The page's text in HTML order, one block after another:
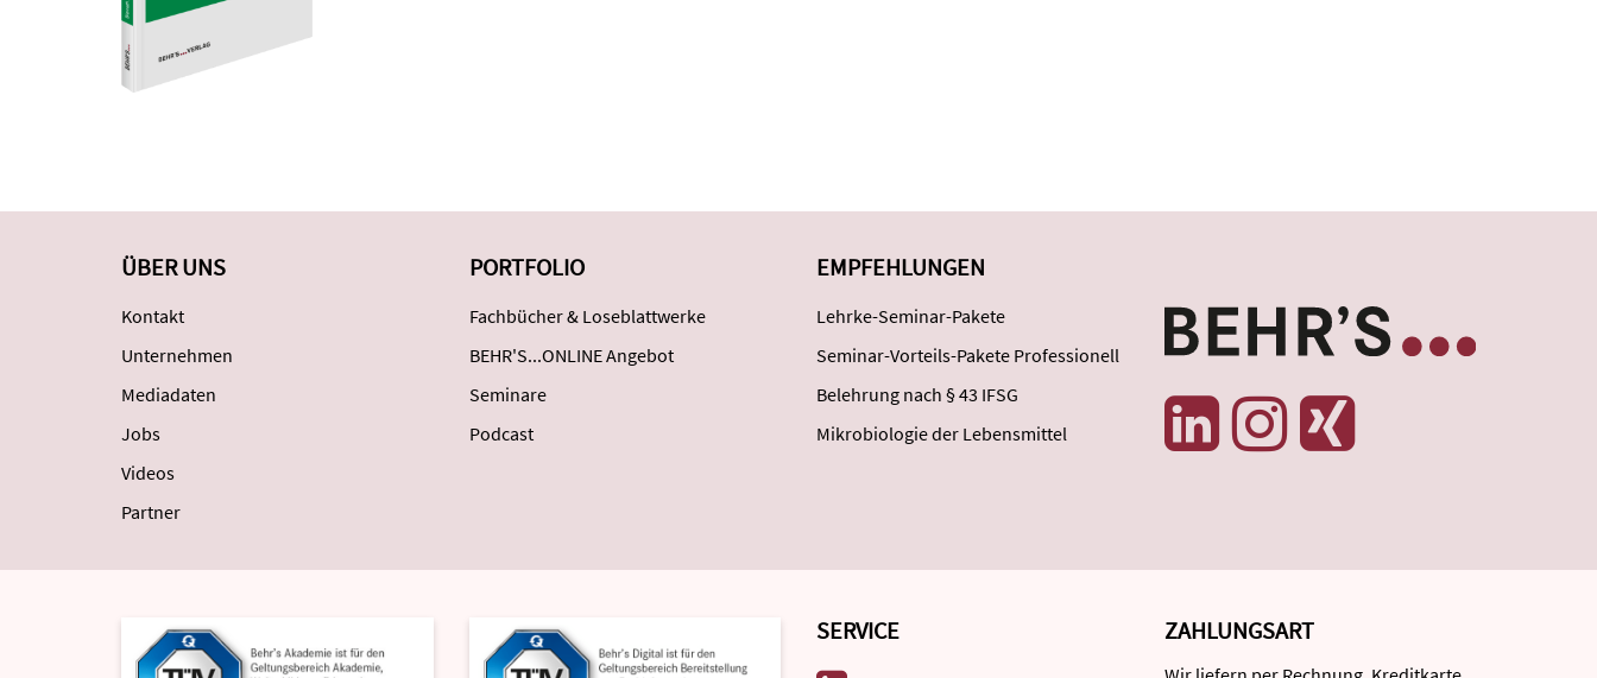
ÜBER UNS
Kontakt
Unternehmen
Mediadaten
Jobs
Videos
Partner
PORTFOLIO
Fachbücher & Loseblattwerke
BEHR'S...ONLINE Angebot
Seminare
Podcast
EMPFEHLUNGEN
Lehrke-Seminar-Pakete
Seminar-Vorteils-Pakete Professionell
Belehrung nach § 43 IFSG
Mikrobiologie der Lebensmittel
SERVICE ZAHLUNGSART